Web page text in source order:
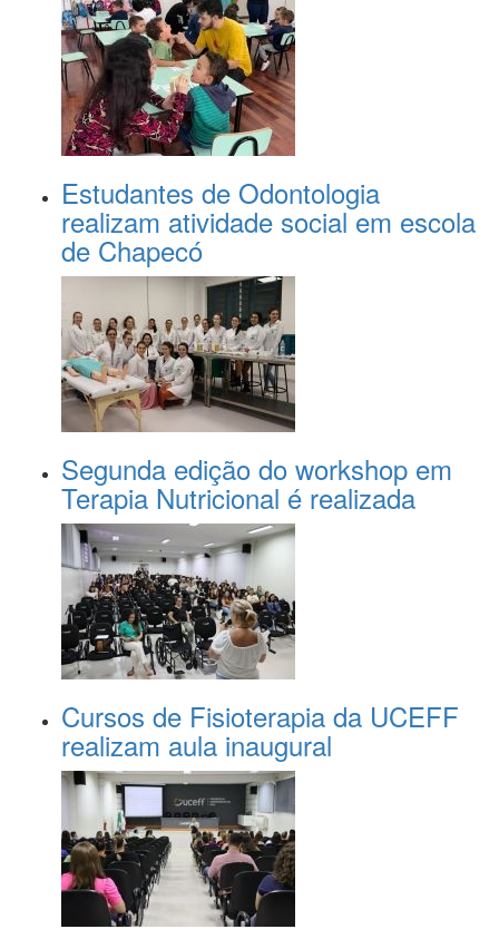
Estudantes de Odontologia
realizam atividade social em escola
de Chapecó
Segunda edição do workshop em
Terapia Nutricional é realizada
Cursos de Fisioterapia da UCEFF
realizam aula inaugural